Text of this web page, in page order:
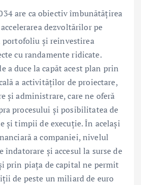
are ca obiectiv îmbunătățirea
dezvoltărilor pe
și reinvestirea
cu randamente ridicate.
a duce la capăt acest plan prin
a activităților de proiectare,
și administrare, care ne oferă
procesului și posibilitatea de
și timpii de execuție. În același
a companiei, nivelul
îndatorare și accesul la surse de
prin piața de capital ne permit
de peste un miliard de euro